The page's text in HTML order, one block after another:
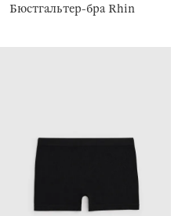
Бюстгальтер-бра Rhin